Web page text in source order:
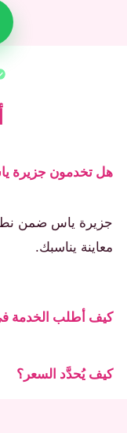
هل تخدمون جزيرة
جزيرة ياس ضمن نطاق
معاينة يناسبك.
كيف أطلب الخدمة
كيف يُحدَّد السعر؟